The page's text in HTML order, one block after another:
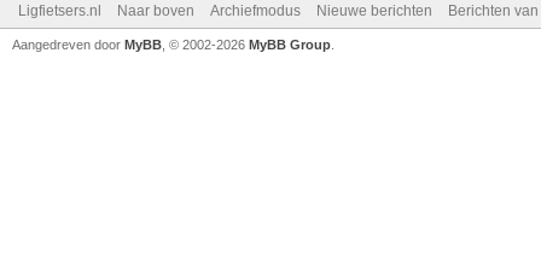
Ligfietsers.nl Naar boven Archiefmodus Nieuwe berichten Berichten
Aangedreven door MyBB , © 2002-2026 MyBB Group